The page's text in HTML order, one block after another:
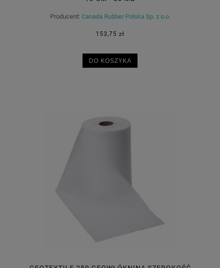
Producent: Canada Rubber Polska Sp. z o.o.
153,75 zł
DO KOSZYKA